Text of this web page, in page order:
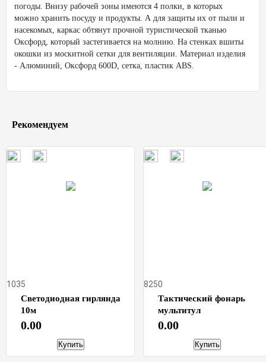
погоды. Внизу рабочей зоны имеются 4 полки, в которых
можно хранить посуду и продукты. А для защиты их от пыли и
насекомых, каркас обтянут прочной туристической тканью
Оксфорд, который застегивается на молнию. На стенках вшиты
окошки из москитной сетки для вентиляции. Материал изделия
- Алюминий, Оксфорд 600D, сетка, пластик АВS.
Рекомендуем
1035
Светодиодная гирлянда
10м
0.00
Купить
8250
Тактический фонарь
мультитул
0.00
Купить